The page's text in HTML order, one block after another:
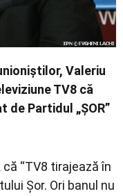
Valeriu
TV8 că
Partidul „ȘOR”
“TV8 tirajează în
Șor. Ori banul nu